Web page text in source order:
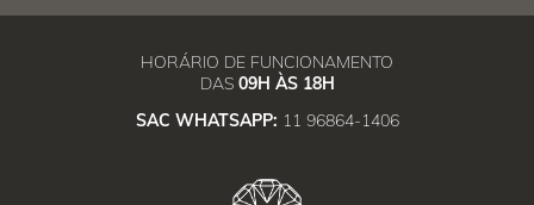
HORÁRIO DE FUNCIONAMENTO
DAS 09H ÀS 18H
SAC WHATSAPP: 11 96864-1406